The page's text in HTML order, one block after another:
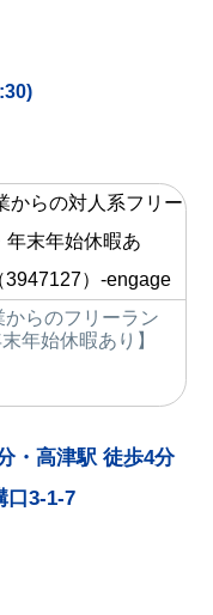
からのフリーラン
年始休暇あり】
・高津駅 徒歩4分
口3-1-7